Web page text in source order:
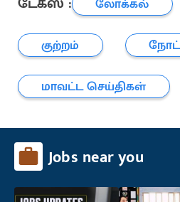
குற்றம்
மாவட்ட செய்திகள்
Jobs near you